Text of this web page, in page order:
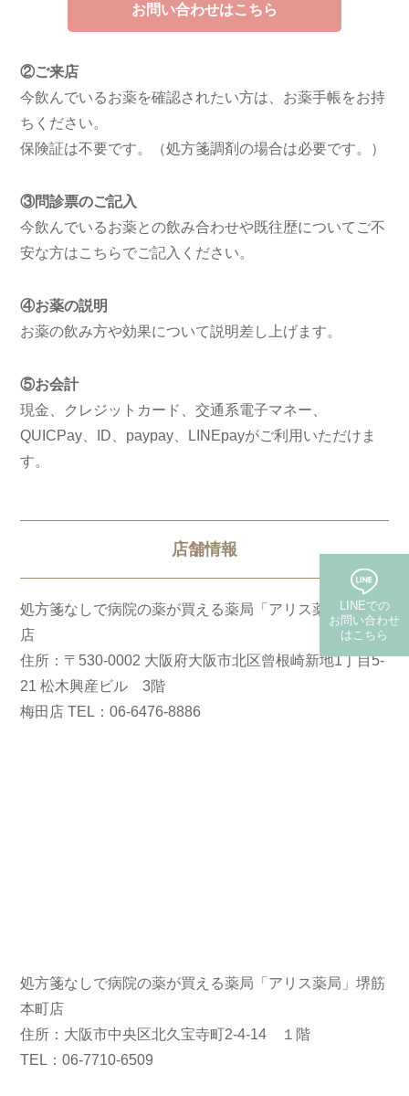
お問い合わせはこちら
②ご来店
今飲んでいるお薬を確認されたい方は、お薬手帳をお持
ちください。
保険証は不要です。（処方箋調剤の場合は必要です。）
③問診票のご記入
今飲んでいるお薬との飲み合わせや既往歴についてご不
安な方はこちらでご記入ください。
④お薬の説明
お薬の飲み方や効果について説明差し上げます。
⑤お会計
現金、クレジットカード、交通系電子マネー、
QUICPay、ID、paypay、LINEpayがご利用いただけま
す。
店舗情報
処方箋なしで病院の薬が買える薬局「アリス薬局」梅田
店
住所：〒530-0002 大阪府大阪市北区曾根崎新地1丁目5-
21 松木興産ビル 3階
梅田店 TEL：06-6476-8886
処方箋なしで病院の薬が買える薬局「アリス薬局」堺筋
本町店
住所：大阪市中央区北久宝寺町2-4-14 １階
TEL：06-7710-6509
LINEでの
お問い合わせ
はこちら
(保険・自費郵送)